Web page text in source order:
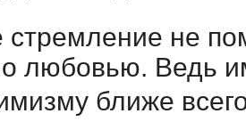
стремление не
любовью. Ведь
ближе